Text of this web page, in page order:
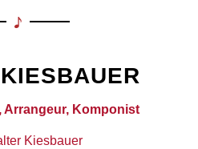
Arrangeur, Komponist
Kiesbauer